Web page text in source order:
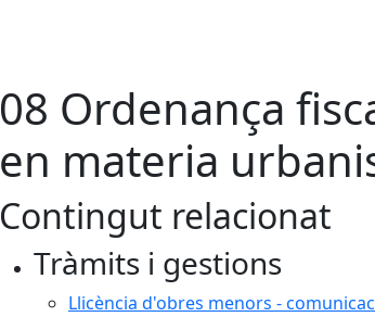
08 Ordenança
en materia
Contingut relacionat
Tràmits i gestions
Llicència d'obres menors -